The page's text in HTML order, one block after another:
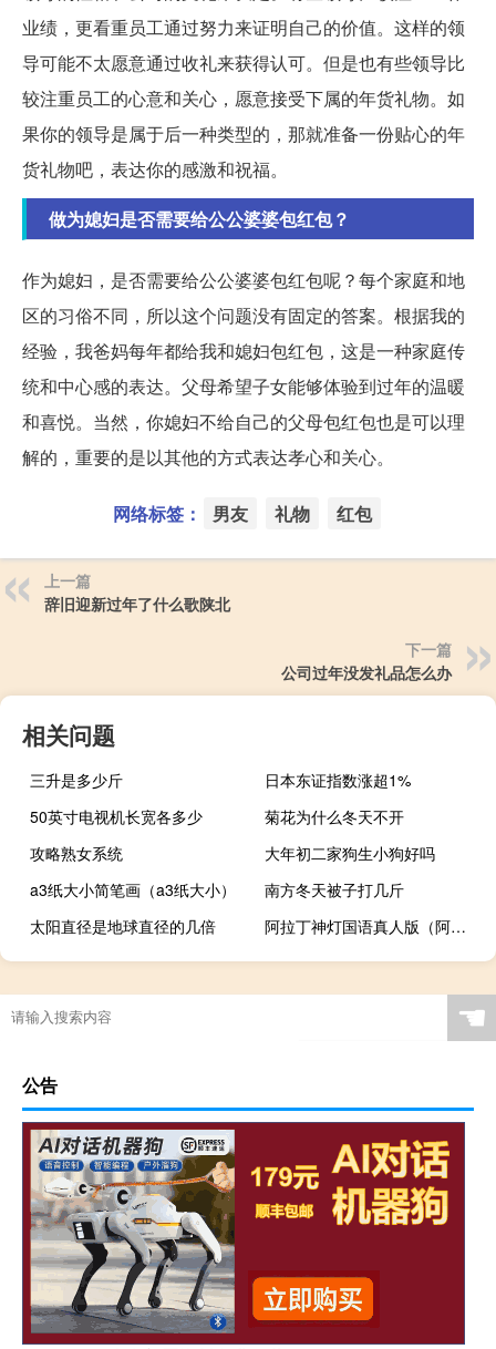
业绩，更看重员工通过努力来证明自己的价值。这样的领
导可能不太愿意通过收礼来获得认可。但是也有些领导比
较注重员工的心意和关心，愿意接受下属的年货礼物。如
果你的领导是属于后一种类型的，那就准备一份贴心的年
货礼物吧，表达你的感激和祝福。
做为媳妇是否需要给公公婆婆包红包？
作为媳妇，是否需要给公公婆婆包红包呢？每个家庭和地
区的习俗不同，所以这个问题没有固定的答案。根据我的
经验，我爸妈每年都给我和媳妇包红包，这是一种家庭传
统和中心感的表达。父母希望子女能够体验到过年的温暖
和喜悦。当然，你媳妇不给自己的父母包红包也是可以理
解的，重要的是以其他的方式表达孝心和关心。
网络标签： 男友 礼物 红包
上一篇
辞旧迎新过年了什么歌陕北
下一篇
公司过年没发礼品怎么办
相关问题
三升是多少斤
日本东证指数涨超1%
50英寸电视机长宽各多少
菊花为什么冬天不开
攻略熟女系统
大年初二家狗生小狗好吗
a3纸大小简笔画（a3纸大小）
南方冬天被子打几斤
太阳直径是地球直径的几倍
阿拉丁神灯国语真人版（阿拉丁神灯国语）
☚
公告